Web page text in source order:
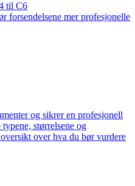
til C6
forsendelsene mer profesjonelle
og sikrer en profesjonell
størrelsene og
over hva du bør vurdere